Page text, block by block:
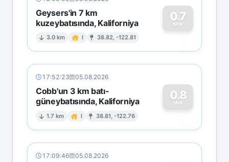
Geysers'in 7 km
kuzeybatısında, Kaliforniya
3.0 km I 38.82, -122.81
0.7
MW
0
17:52:23 05.08.2026
Cobb'un 3 km batı-
güneybatısında, Kaliforniya
1.7 km I 38.81, -122.76
0.8
MW
0
17:09:46 05.08.2026